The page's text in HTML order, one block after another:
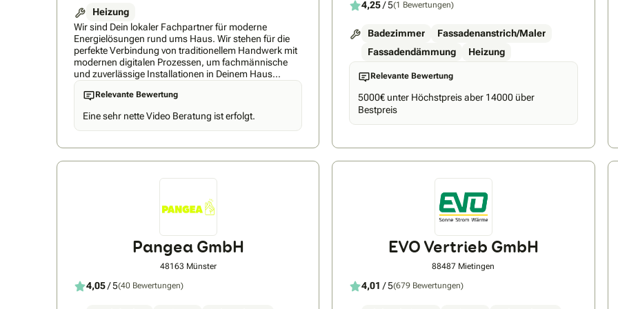
Heizung
Wir sind Dein lokaler Fachpartner für moderne
Energielösungen rund ums Haus. Wir stehen für die
perfekte Verbindung von traditionellem Handwerk mit
modernen digitalen Prozessen, um fachmännische
und zuverlässige Installationen in Deinem Haus
gewährleisten. Egal ob Wärmepumpe, Photovoltaik,
Klimagerät und alles, was dazu gehört - neotherm
Angebot. Dafür sorgt unser technischer
Geschäftsführer Klaus Tönnies. Er ist Meister
Deinem Projekt bestens unterstützt. Durch unsere
eine maßgeschneiderte Lösung finden. Wir verbauen
sowohl Luft-Wasser-Wärmepumpen als auch
Premium-Marken Bosch, Buderus und die ZEWO
Wärmepumpe LAMBDA fokussiert. Wir bieten bei
Interesse jedoch auch Wärmepumpen der Hersteller
Viessmann, Junkers, Daikin und Vaillant an. Wir
arbeiten herstellerunabhängig und zielen darauf ab
Relevante Bewertung
Eine sehr nette Video Beratung ist erfolgt.
4,25/ 5(1 Bewertungen)
Badezimmer
Fassadenanstrich/Maler
Fassadendämmung
Heizung
Relevante Bewertung
5000€ unter Höchstpreis aber 14000 über
Bestpreis
Pangea GmbH
48163 Münster
4,05/ 5(40 Bewertungen)
EVO Vertrieb GmbH
88487 Mietingen
4,01 / 5(679 Bewertungen)